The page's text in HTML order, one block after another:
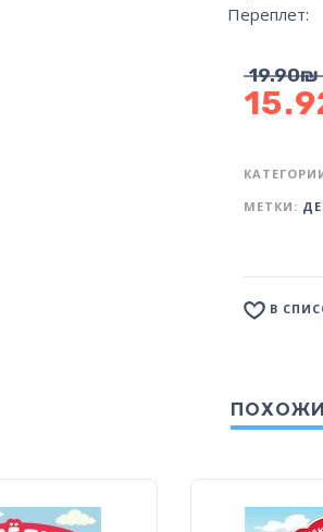
Переплет:
19.90₪
МЕТКИ:
В